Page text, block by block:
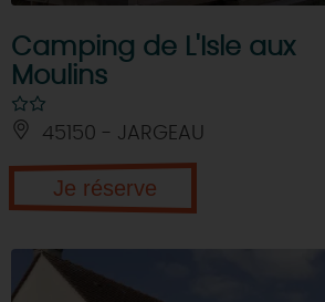
Camping de L'Isle aux
Moulins
45150 - JARGEAU
Je réserve